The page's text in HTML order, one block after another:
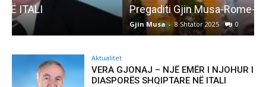
Pregaditi Gjin Musa-Rome- Shtator 2025
Gjin Musa
Aktualitet
VERA GJONAJ – NJË EMËR I NJOHUR I
DIASPORËS SHQIPTARE NË ITALI